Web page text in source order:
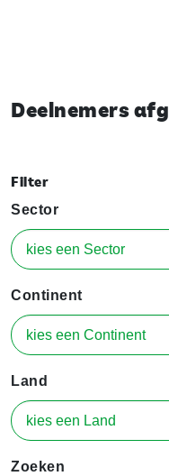
Deelnemers
Filter
Sector
Continent
Land
Zoeken